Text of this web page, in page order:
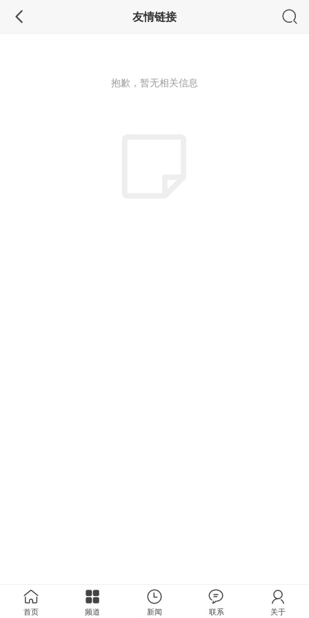
友情链接
抱歉，暂无相关信息
首页 频道 新闻 联系 关于